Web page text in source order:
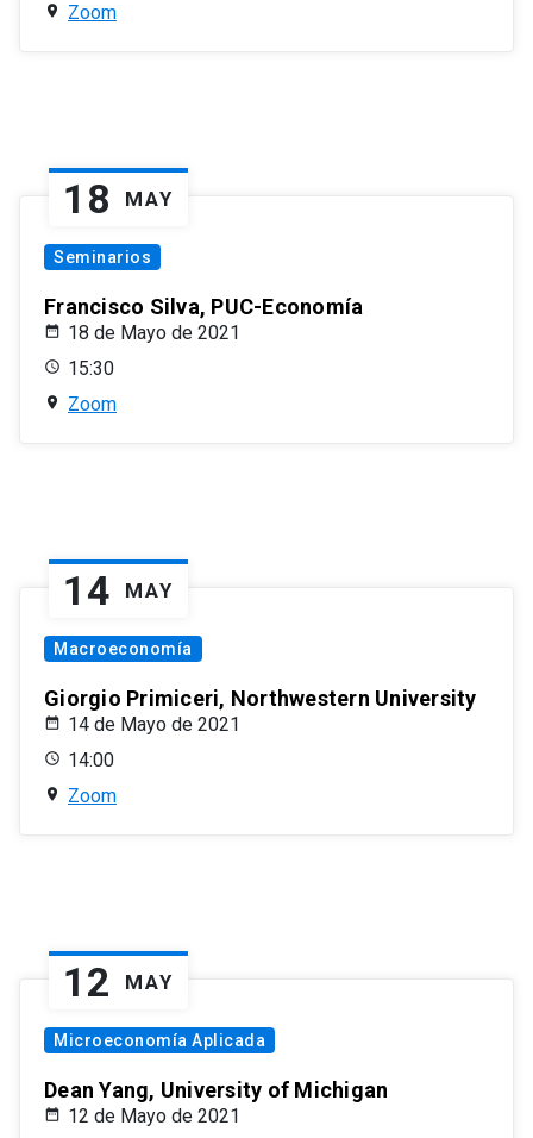
Zoom
18 MAY
Seminarios
Francisco Silva, PUC-Economía
18 de Mayo de 2021
15:30
Zoom
14 MAY
Macroeconomía
Giorgio Primiceri, Northwestern University
14 de Mayo de 2021
14:00
Zoom
12 MAY
Microeconomía Aplicada
Dean Yang, University of Michigan
12 de Mayo de 2021